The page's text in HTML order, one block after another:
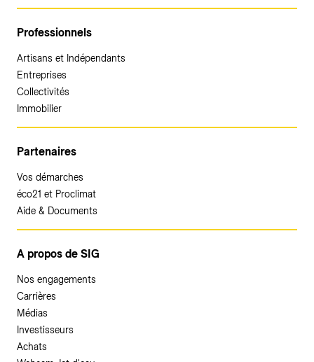
Professionnels
Artisans et Indépendants
Entreprises
Collectivités
Immobilier
Partenaires
Vos démarches
éco21 et Proclimat
Aide & Documents
A propos de SIG
Nos engagements
Carrières
Médias
Investisseurs
Achats